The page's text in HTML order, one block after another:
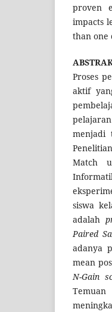
proven
impacts
than one
Proses
aktif
menjadi
Match
siswa
adalah
Paired
adanya
mean
N-Gain